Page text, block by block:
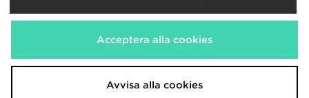
Vi accepterar följande betalningssätt
Besök bolagets hemsida på www.jdplc.com
Acceptera alla cookies
Avvisa alla cookies